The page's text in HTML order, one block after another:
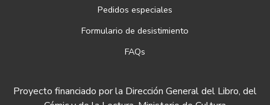
Pedidos especiales
Formulario de desistimiento
FAQs
Proyecto financiado por la Dirección General del Libro, del